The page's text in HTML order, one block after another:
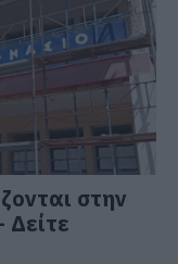
στην
Δείτε